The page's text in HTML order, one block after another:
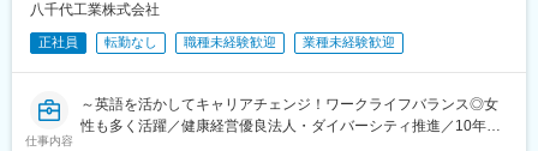
8:30 業務スタート：朝礼で情報共有をしたり、提案資料の準備を
行います。
10:00 定期訪問：1日10件～15件程度訪問します。1件あたり10分
程度、立ち話がメインで、新商品のご紹介や導入商品のフォロー
八千代工業株式会社
正社員 転勤なし 職種未経験歓迎 業種未経験歓迎
仕事内容
～英語を活かしてキャリアチェンジ！ワークライフバランス◎女
性も多く活躍／健康経営優良法人・ダイバーシティ推進／10年以